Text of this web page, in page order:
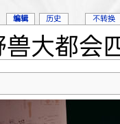
兽大都会
编辑 历史 不转换